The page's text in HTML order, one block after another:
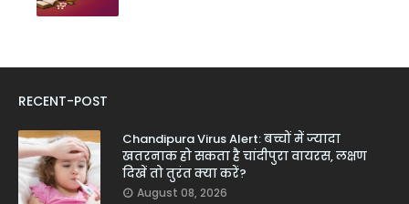
RECENT-POST
Chandipura Virus Alert: बच्चों में ज्यादा
खतरनाक हो सकता है चांदीपुरा वायरस, लक्षण
दिखें तो तुरंत क्या करें?
August 08, 2026